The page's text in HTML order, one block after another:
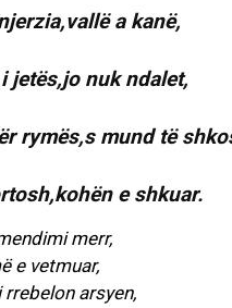
a kanë,
jetës,jo nuk ndalet,
rymës,s mund të
e shkuar.
merr,
e vetmuar,
rrebelon arsyen,